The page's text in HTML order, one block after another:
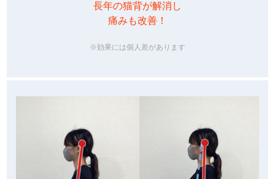
長年の猫背が解消し
痛みも改善！
※効果には個人差があります